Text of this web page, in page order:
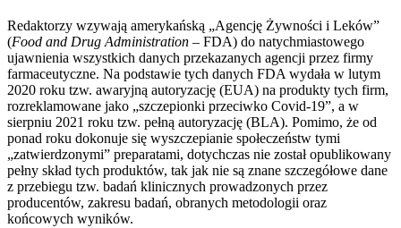
Redaktorzy wzywają amerykańską „Agencję Żywności i Leków”
(Food and Drug Administration – FDA) do natychmiastowego
ujawnienia wszystkich danych przekazanych agencji przez firmy
farmaceutyczne. Na podstawie tych danych FDA wydała w lutym
2020 roku tzw. awaryjną autoryzację (EUA) na produkty tych firm,
rozreklamowane jako „szczepionki przeciwko Covid-19”, a w
sierpniu 2021 roku tzw. pełną autoryzację (BLA). Pomimo, że od
ponad roku dokonuje się wyszczepianie społeczeństw tymi
„zatwierdzonymi” preparatami, dotychczas nie został opublikowany
pełny skład tych produktów, tak jak nie są znane szczegółowe dane
z przebiegu tzw. badań klinicznych prowadzonych przez
producentów, zakresu badań, obranych metodologii oraz
końcowych wyników.